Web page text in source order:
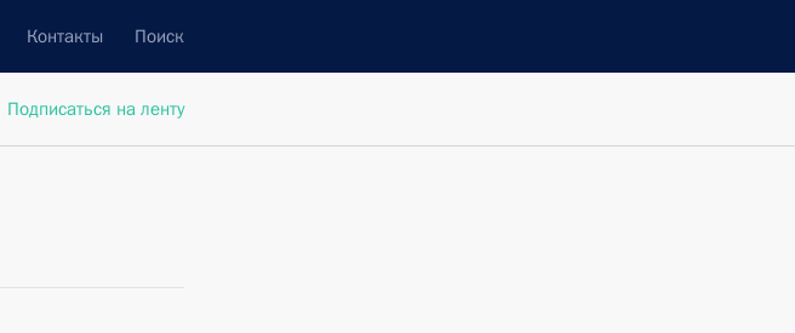
Контакты Поиск
Подписаться на ленту